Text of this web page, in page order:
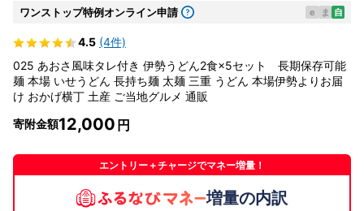
ワンストップ特例オンライン申請 e ま 自
4.5 (4件)
025 あおさ風味タレ付き 伊勢うどん2食×5セット 長期保存可能
麺 本場 いせうどん 長持ち麺 太麺 三重 うどん 本場伊勢よりお届
け おかげ横丁 土産 ご当地グルメ 通販
寄附金額12,000
エントリー＋チャージでマネー増量！
増量の内訳